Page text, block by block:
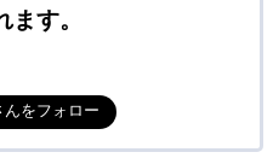
ます。
んをフォロー